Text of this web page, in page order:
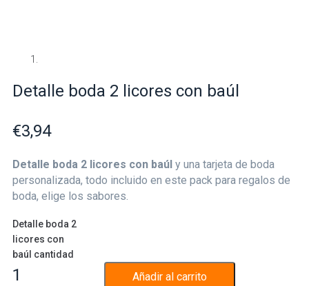
Detalle boda 2 licores con baúl
€3,94
Detalle boda 2 licores con baúl y una tarjeta de boda
personalizada, todo incluido en este pack para regalos de
boda, elige los sabores.
Detalle boda 2
licores con
baúl cantidad
Añadir al carrito